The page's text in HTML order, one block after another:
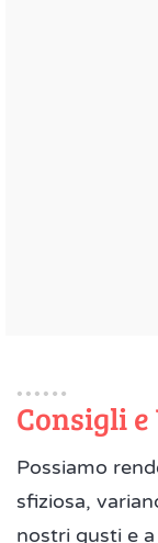
Consigli
Possiamo
sfiziosa,
nostri gusti e